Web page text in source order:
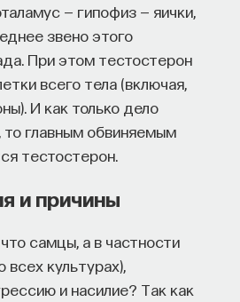
— гипофиз — яички,
звено этого
При этом тестостерон
всего тела (включая,
И как только дело
то главным обвиняемым
тестостерон.
и причины
самцы, а в частности
культурах),
и насилие? Так как